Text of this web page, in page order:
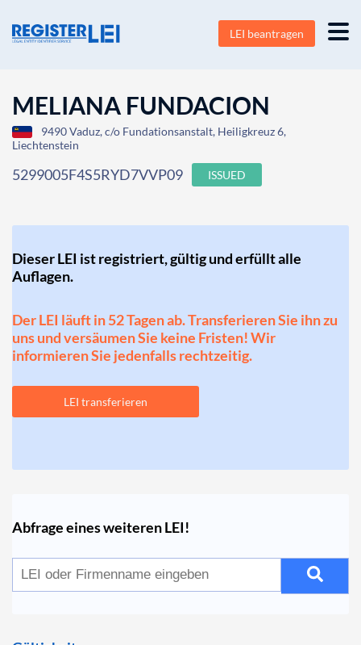
LEI beantragen
MELIANA FUNDACION
9490 Vaduz, c/o Fundationsanstalt, Heiligkreuz 6,
Liechtenstein
5299005F4S5RYD7VVP09 ISSUED
Dieser LEI ist registriert, gültig und erfüllt alle
Auflagen.
Der LEI läuft in 52 Tagen ab. Transferieren Sie ihn zu
uns und versäumen Sie keine Fristen! Wir
informieren Sie jedenfalls rechtzeitig.
LEI transferieren
Abfrage eines weiteren LEI!